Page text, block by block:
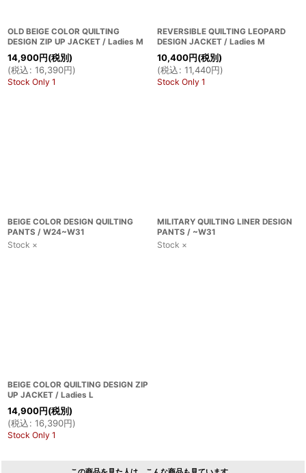
OLD BEIGE COLOR QUILTING
DESIGN ZIP UP JACKET / Ladies M
14,900円(税別)
(税込: 16,390円)
Stock Only 1
REVERSIBLE QUILTING LEOPARD
DESIGN JACKET / Ladies M
10,400円(税別)
(税込: 11,440円)
Stock Only 1
BEIGE COLOR DESIGN QUILTING
PANTS / W24~W31
Stock ×
MILITARY QUILTING LINER DESIGN
PANTS / ~W31
Stock ×
BEIGE COLOR QUILTING DESIGN ZIP
UP JACKET / Ladies L
14,900円(税別)
(税込: 16,390円)
Stock Only 1
この商品を見た人は、こんな商品も見ています。